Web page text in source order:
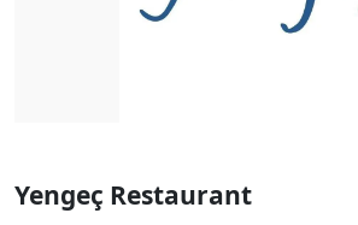
Yengeç Restaurant